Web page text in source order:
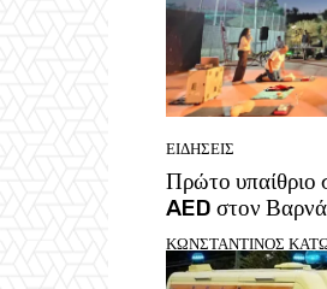
ΕΙΔΗΣΕΙΣ
Πρώτο
AED στον
ΚΩΝΣΤΑΝΤΙΝΟΣ